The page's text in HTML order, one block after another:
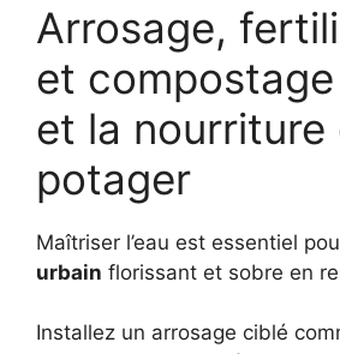
Arrosage,
et compostage
et la nourriture
potager
Maîtriser l’eau est essentiel
urbain florissant et sobre en
Installez un arrosage ciblé